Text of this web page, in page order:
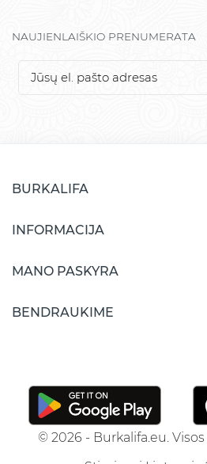
NAUJIENLAIŠKIO PRENUMERATA
BURKALIFA
INFORMACIJA
MANO PASKYRA
BENDRAUKIME
© 2026 - Burkalifa.eu.